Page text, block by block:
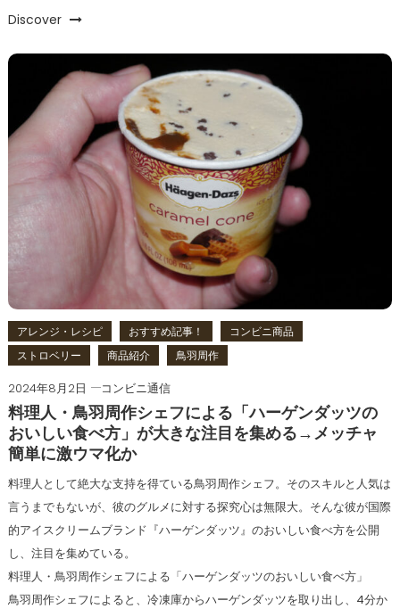
Discover
アレンジ・レシピ おすすめ記事！
コンビニ商品
ストロベリー
商品紹介 鳥羽周作
2024年8月2日
コンビニ通信
料理人・鳥羽周作シェフによる「ハーゲンダッツの
おいしい食べ方」が大きな注目を集める→メッチャ
簡単に激ウマ化か
料理人として絶大な支持を得ている鳥羽周作シェフ。そのスキルと人気は
言うまでもないが、彼のグルメに対する探究心は無限大。そんな彼が国際
的アイスクリームブランド『ハーゲンダッツ』のおいしい食べ方を公開
し、注目を集めている。
料理人・鳥羽周作シェフによる「ハーゲンダッツのおいしい食べ方」
鳥羽周作シェフによると、冷凍庫からハーゲンダッツを取り出し、4分か